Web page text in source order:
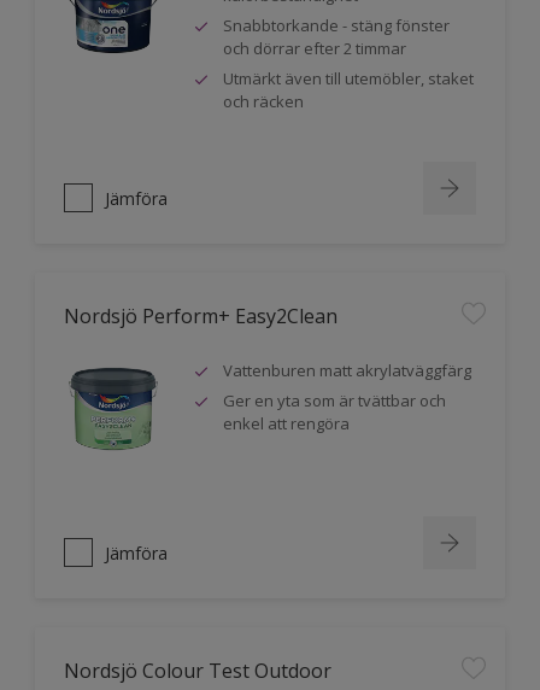
Snabbtorkande - stäng fönster
och dörrar efter 2 timmar
Utmärkt även till utemöbler, staket
och räcken
Jämföra
Nordsjö Perform+ Easy2Clean
Vattenburen matt akrylatväggfärg
Ger en yta som är tvättbar och
enkel att rengöra
Jämföra
Nordsjö Colour Test Outdoor